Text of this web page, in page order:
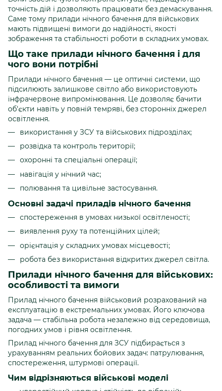
точність дій і дозволяють працювати без демаскування.
Саме тому прилади нічного бачення для військових
мають підвищені вимоги до надійності, якості
зображення та стабільності роботи в складних умовах.
Що таке прилади нічного бачення і для
чого вони потрібні
Прилади нічного бачення — це оптичні системи, що
підсилюють залишкове світло або використовують
інфрачервоне випромінювання. Це дозволяє бачити
об'єкти навіть у повній темряві, без сторонніх джерел
освітлення.
використання у ЗСУ та військових підрозділах;
розвідка та контроль території;
охоронні та спеціальні операції;
навігація у нічний час;
полювання та цивільне застосування.
Основні задачі приладів нічного бачення
спостереження в умовах низької освітленості;
виявлення руху та потенційних цілей;
орієнтація у складних умовах місцевості;
робота без використання відкритих джерел світла.
Прилади нічного бачення для військових:
особливості та вимоги
Прилад нічного бачення військовий розрахований на
експлуатацію в екстремальних умовах. Його ключова
задача — стабільна робота незалежно від середовища,
погодних умов і рівня освітлення.
Прилад нічного бачення для ЗСУ підбирається з
урахуванням реальних бойових задач: патрулювання,
спостереження, штурмові операції.
Чим відрізняються військові моделі